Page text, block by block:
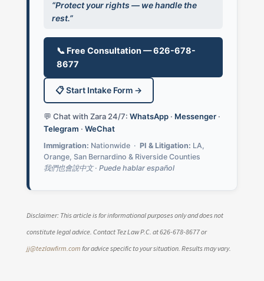
“Protect your rights — we handle the
rest.”
📞 Free Consultation — 626-678-
8677
📋 Start Intake Form →
💬 Chat with Zara 24/7: WhatsApp· Messenger·
Telegram · WeChat
Immigration: Nationwide · PI & Litigation: LA,
Orange, San Bernardino & Riverside Counties
我們也會說中文 · Puede hablar español
Disclaimer: This article is for informational purposes only and does not
constitute legal advice. Contact Tez Law P.C. at 626-678-8677 or
jj@tezlawfirm.com for advice specific to your situation. Results may vary.